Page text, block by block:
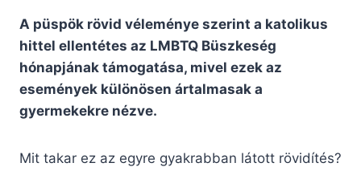
A püspök rövid véleménye szerint a katolikus
hittel ellentétes az LMBTQ Büszkeség
hónapjának támogatása, mivel ezek az
események különösen ártalmasak a
gyermekekre nézve.
Mit takar ez az egyre gyakrabban látott rövidítés?